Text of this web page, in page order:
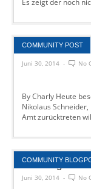
Es zeigt der noch
Showabtritt
Juni 30, 2014- No
By Charly Heute
Nikolaus
Amt zurücktreten
COMMUNITY POST
Juni 30, 2014- No
COMMUNITY